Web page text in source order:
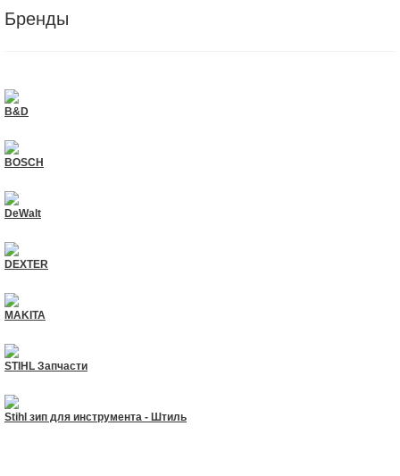
Бренды
B&D
BOSCH
DeWalt
DEXTER
MAKITA
STIHL Запчасти
Stihl зип для инструмента - Штиль